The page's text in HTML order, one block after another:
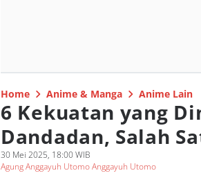
Home Anime & Manga Anime Lain
6 Kekuatan yang
Dandadan, Salah
30 Mei 2025, 18:00 WIB
Agung Anggayuh Utomo Anggayuh Utomo